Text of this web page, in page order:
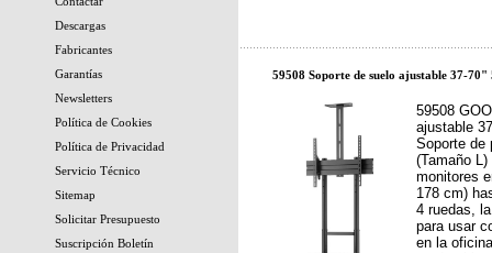
Descargas
Fabricantes
Garantías
Newsletters
Política de Cookies
Política de Privacidad
Servicio Técnico
Sitemap
Solicitar Presupuesto
Suscripción Boletín
59508 Soporte de suelo ajustable 37-
59508
ajustable
Soporte de
(Tamaño
monitores
178 cm)
4 ruedas,
para usar
en la